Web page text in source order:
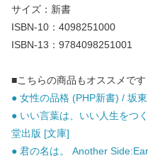
サイズ：新書
ISBN-10：4098251000
ISBN-13：9784098251001
■こちらの商品もオススメです
● 女性の品格 (PHP新書) / 坂
● いい言葉は、いい人生をつ
堂出版 [文庫]
● 君の名は。 Another